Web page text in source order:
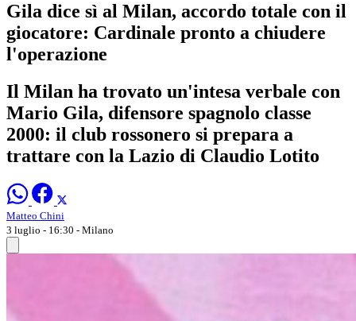
Gila dice sì al Milan, accordo totale con il
giocatore: Cardinale pronto a chiudere
l'operazione
Il Milan ha trovato un'intesa verbale con
Mario Gila, difensore spagnolo classe
2000: il club rossonero si prepara a
trattare con la Lazio di Claudio Lotito
Matteo Chini
3 luglio - 16:30 - Milano